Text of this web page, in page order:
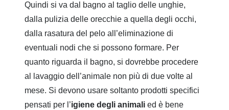
Quindi si va dal bagno al taglio delle unghie,
dalla pulizia delle orecchie a quella degli occhi,
dalla rasatura del pelo all’eliminazione di
eventuali nodi che si possono formare. Per
quanto riguarda il bagno, si dovrebbe procedere
al lavaggio dell’animale non più di due volte al
mese. Si devono usare soltanto prodotti specifici
pensati per l’igiene degli animali ed è bene